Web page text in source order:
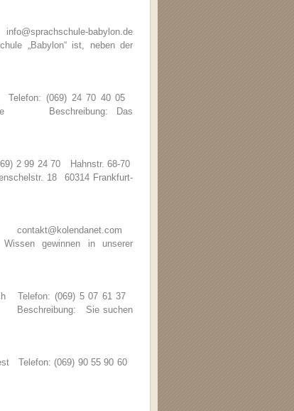
babylon.de
„Babylon“ ist, neben der
Telefon: (069) 24 70 40 05
Beschreibung: Das
2 99 24 70 Hahnstr. 68-70
18 60314 Frankfurt-
gewinnen in unserer
Telefon: (069) 5 07 61 37
Beschreibung: Sie suchen
Telefon: (069) 90 55 90 60